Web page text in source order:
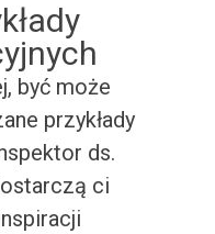
być może
przykłady
ds.
ci